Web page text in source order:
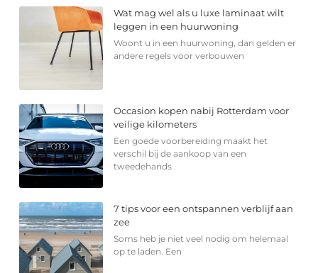
Wat mag wel als u luxe laminaat wilt
leggen in een huurwoning
Woont u in een huurwoning, dan gelden er
andere regels voor verbouwen
Occasion kopen nabij Rotterdam voor
veilige kilometers
Een goede voorbereiding maakt het
verschil bij de aankoop van een
tweedehands
7 tips voor een ontspannen verblijf aan
zee
Soms heb je niet veel nodig om helemaal
op te laden. Een